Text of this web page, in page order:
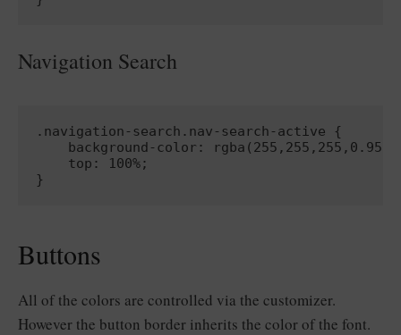
Navigation Search
.navigation-search.nav-search-active {
    background-color: rgba(255,255,255,0.95);
    top: 100%;
Buttons
All of the colors are controlled via the customizer.
However the button border inherits the color of the font.